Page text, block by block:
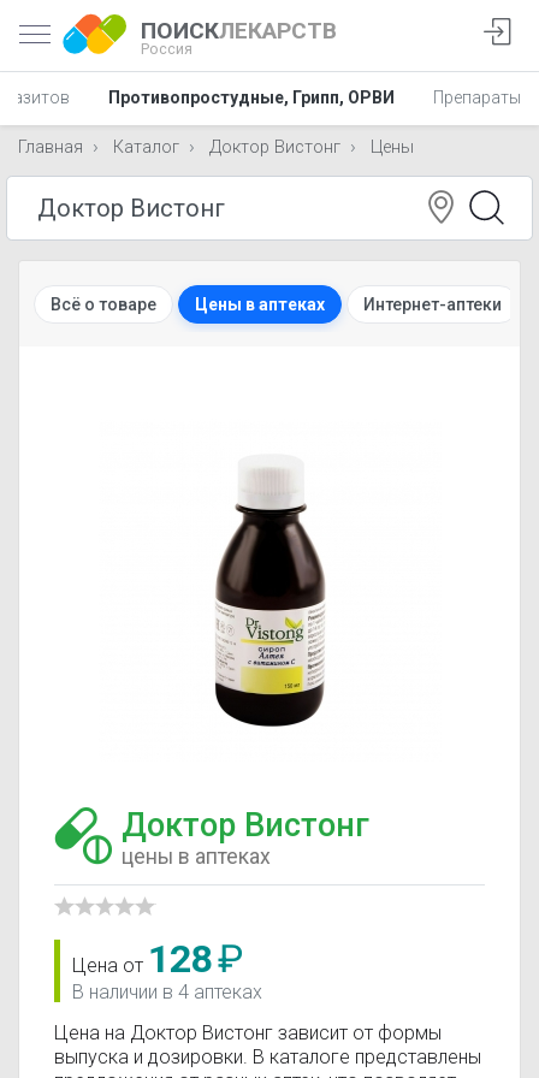
ПОИСКЛЕКАРСТВ
Россия
Противопростудные, Грипп, ОРВИ Препараты в
Главная Каталог Доктор Вистонг Цены
Всё о товаре Цены в аптеках Интернет-аптеки
Доктор Вистонг
цены в аптеках
Цена от 128₽
В наличии в 4 аптеках
Цена на Доктор Вистонг зависит от формы
выпуска и дозировки. В каталоге представлены